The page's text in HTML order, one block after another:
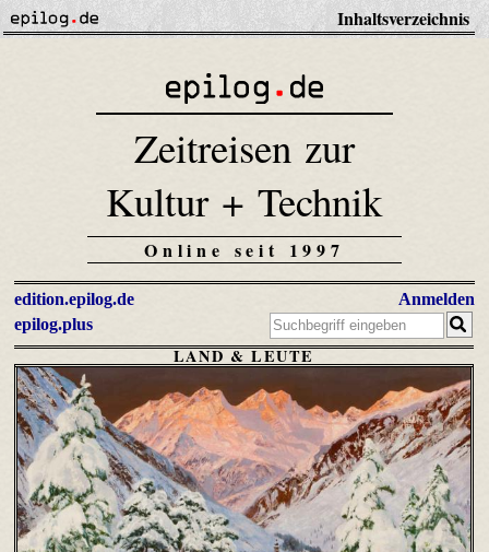
Inhaltsverzeichnis
Zeitreisen zur
Kultur + Technik
Online seit 1997
edition.epilog.de
epilog.plus
Anmelden
LAND & LEUTE